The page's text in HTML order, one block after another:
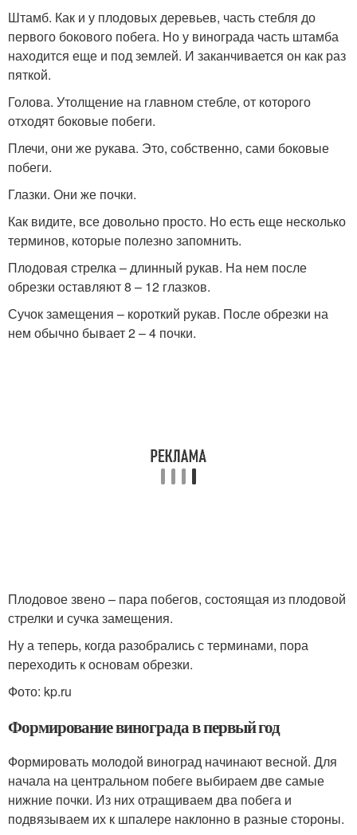
Штамб. Как и у плодовых деревьев, часть стебля до
первого бокового побега. Но у винограда часть штамба
находится еще и под землей. И заканчивается он как раз
пяткой.
Голова. Утолщение на главном стебле, от которого
отходят боковые побеги.
Плечи, они же рукава. Это, собственно, сами боковые
побеги.
Глазки. Они же почки.
Как видите, все довольно просто. Но есть еще несколько
терминов, которые полезно запомнить.
Плодовая стрелка – длинный рукав. На нем после
обрезки оставляют 8 – 12 глазков.
Сучок замещения – короткий рукав. После обрезки на
нем обычно бывает 2 – 4 почки.
Плодовое звено – пара побегов, состоящая из плодовой
стрелки и сучка замещения.
Ну а теперь, когда разобрались с терминами, пора
переходить к основам обрезки.
Фото: kp.ru
Формирование винограда в первый год
Формировать молодой виноград начинают весной. Для
начала на центральном побеге выбираем две самые
нижние почки. Из них отращиваем два побега и
подвязываем их к шпалере наклонно в разные стороны.